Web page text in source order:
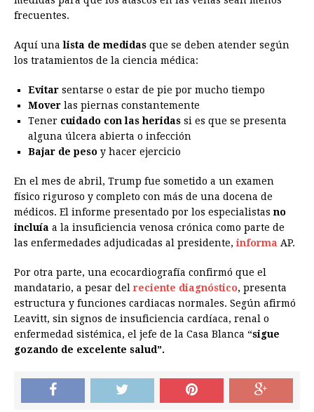
frecuentes.
Aquí unalista de medidas que se deben atender según
los tratamientos de la ciencia médica:
Evitar sentarse o estar de pie por mucho tiempo
Mover las piernas constantemente
Tener cuidado con las heridas si es que se presenta
alguna úlcera abierta o infección
Bajar de peso y hacer ejercicio
En el mes de abril, Trump fue sometido a un examen
físico riguroso y completo con más de una docena de
médicos. El informe presentado por los especialistasno
incluía a la insuficiencia venosa crónica como parte de
las enfermedades adjudicadas al presidente,informa AP.
Por otra parte, una ecocardiografía confirmó que el
mandatario, a pesar del reciente diagnóstico, presenta
estructura y funciones cardiacas normales. Según afirmó
Leavitt, sin signos de insuficiencia cardíaca, renal o
enfermedad sistémica, el jefe de la Casa Blanca “sigue
gozando de excelente salud”.